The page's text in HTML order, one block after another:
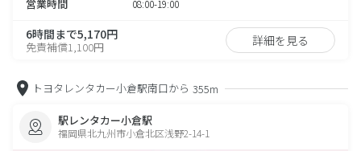
営業時間 08:00-19:00
6時間まで5,170円
免責補償1,100円 詳細を見る
トヨタレンタカー小倉駅南口から 355m
駅レンタカー小倉駅
福岡県北九州市小倉北区浅野2-14-1